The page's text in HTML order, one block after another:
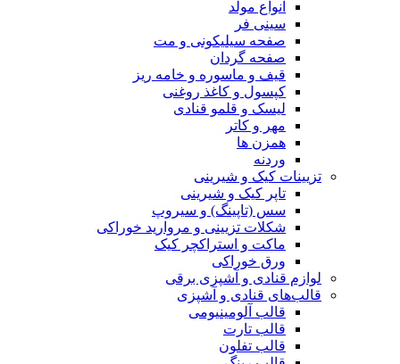
انواع مولد
سینی فر
صفحه سیلیکونی و مت
صفحه گردان
قیف و ماسوره و خامه ریز
کپسول و کاغذ روغنی
لیسک و قلمو قنادی
مهر و کاتر
همزن ها
وردنه
تزیینات کیک و شیرینی
تاپر کیک و شیرینی
سس (تاپینگ) و سیروپ
شکلات تزیینی و مروارید خوراکی
ماکت و استراکچر کیک
ورق خوراکی
لوازم قنادی و آشپزی برقی
قالب‌های قنادی و آشپزی
قالب آلومینیومی
قالب تارت
قالب تفلون